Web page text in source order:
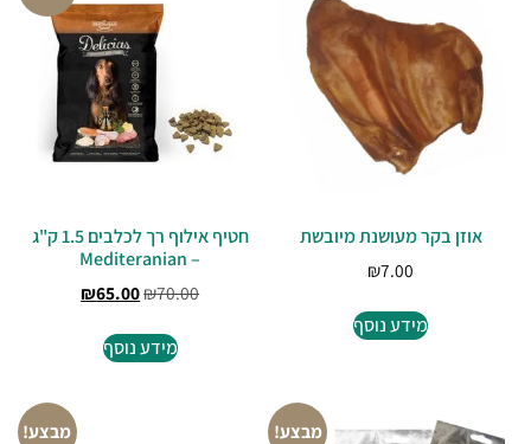
אוזן בקר מעושנת מיובשת
₪7.00
מידע נוסף
חטיף אילוף רך לכלבים 1.5 ק"ג
– Mediteranian
₪70.00
₪65.00
מידע נוסף
מבצע! מבצע!